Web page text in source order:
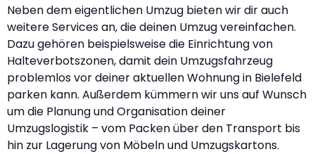
Neben dem eigentlichen Umzug bieten wir dir auch
weitere Services an, die deinen Umzug vereinfachen.
Dazu gehören beispielsweise die Einrichtung von
Halteverbotszonen, damit dein Umzugsfahrzeug
problemlos vor deiner aktuellen Wohnung in Bielefeld
parken kann. Außerdem kümmern wir uns auf Wunsch
um die Planung und Organisation deiner
Umzugslogistik – vom Packen über den Transport bis
hin zur Lagerung von Möbeln und Umzugskartons.